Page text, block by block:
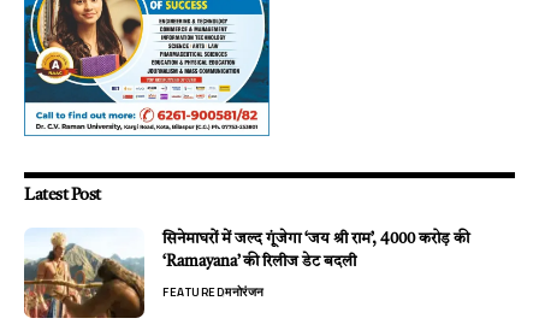
Latest Post
सिनेमाघरों में जल्द गूंजेगा ‘जय श्री राम’, 4000 करोड़ की
‘Ramayana’ की रिलीज डेट बदली
FEATUREDमनोरंजन